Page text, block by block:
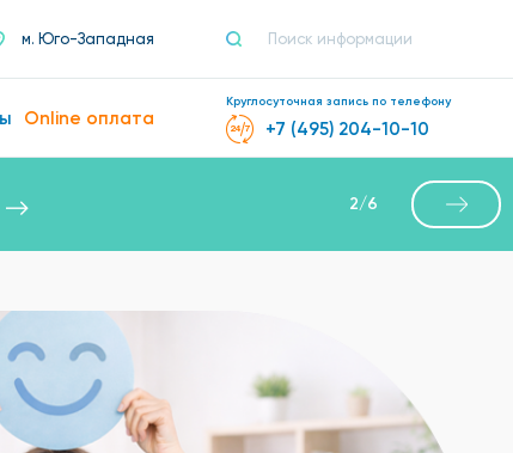
м. Юго-Западная
Online оплата
Круглосуточная запись по телефону
+7 (495) 204-10-10
2/6